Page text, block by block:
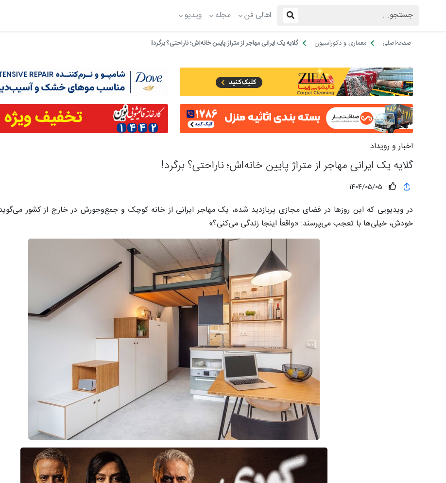
اهالی فن مجله ویدیو
صفحه‌اصلی معماری و دکوراسیون گلایه یک ایرانی مهاجر از متراژ پایین خانه‌اش؛ ناراحتی؟ برگرد!
اخبار و رویداد
گلایه یک ایرانی مهاجر از متراژ پایین خانه‌اش؛ ناراحتی؟ برگرد!
1404/05/05
در ویدیویی که این روزها در فضای مجازی پربازدید شده، یک مهاجر ایرانی از خانه کوچک و جمع‌وجورش در خارج از کشور
خودش، خیلی‌ها با تعجب می‌پرسند: «واقعاً اینجا زندگی می‌کنی؟»